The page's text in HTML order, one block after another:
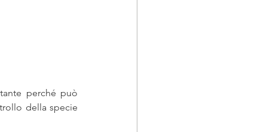
perché può
della specie